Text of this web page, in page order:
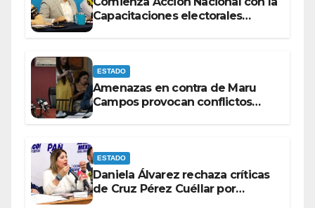
Capacitaciones electorales
ESTADO
Amenazas en contra de Maru
Campos provocan conflictos
ESTADO
Daniela Álvarez rechaza críticas
de Cruz Pérez Cuéllar por